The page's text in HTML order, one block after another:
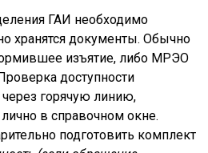
ГАИ необходимо
хранятся документы. Обычно
изъятие, либо МРЭО
доступности
горячую линию,
в справочном окне.
подготовить комплект